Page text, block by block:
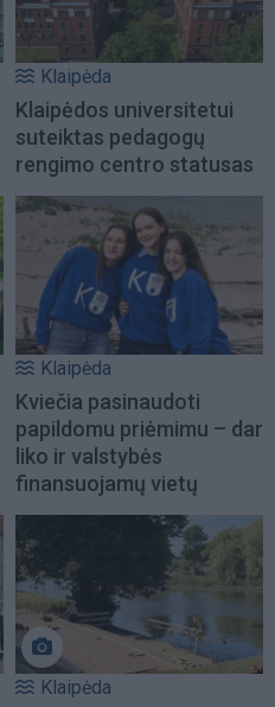
Klaipėda
Klaipėdos universitetui
suteiktas pedagogų
rengimo centro statusas
Klaipėda
Kviečia pasinaudoti
papildomu priėmimu – dar
liko ir valstybės
finansuojamų vietų
Klaipėda